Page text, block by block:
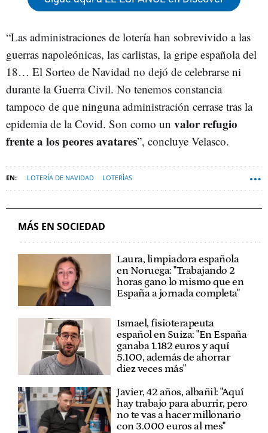
“Las administraciones de lotería han sobrevivido a las
guerras napoleónicas, las carlistas, la gripe española del
18… El Sorteo de Navidad no dejó de celebrarse ni
durante la Guerra Civil. No tenemos constancia
tampoco de que ninguna administración cerrase tras la
epidemia de la Covid. Son como un valor refugio
frente a los peores avatares”, concluye Velasco.
LOTERÍA DE NAVIDAD LOTERÍAS
MÁS EN SOCIEDAD
Laura, limpiadora española
en Noruega: "Trabajando 2
horas gano lo mismo que en
España a jornada completa"
Ismael, fisioterapeuta
español en Suiza: "En España
ganaba 1.182 euros y aquí
5.100, además de ahorrar
diez veces más"
Javier, 42 años, albañil: "Aquí
hay trabajo para aburrir, pero
no te vas a hacer millonario
con 3.000 euros al mes"